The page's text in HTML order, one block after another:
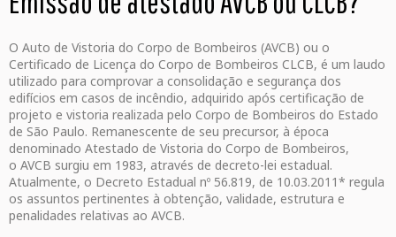
O Auto de Vistoria do Corpo de Bombeiros (AVCB) ou o
Certificado de Licença do Corpo de Bombeiros CLCB, é um laudo
utilizado para comprovar a consolidação e segurança dos
edifícios em casos de incêndio, adquirido após certificação de
projeto e vistoria realizada pelo Corpo de Bombeiros do Estado
de São Paulo. Remanescente de seu precursor, à época
denominado Atestado de Vistoria do Corpo de Bombeiros,
o AVCB surgiu em 1983, através de decreto-lei estadual.
Atualmente, o Decreto Estadual nº 56.819, de 10.03.2011* regula
os assuntos pertinentes à obtenção, validade, estrutura e
penalidades relativas ao AVCB.